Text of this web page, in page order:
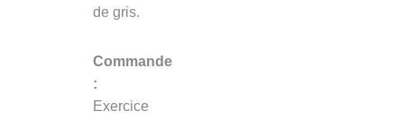
de gris.
Commande
:
Exercice